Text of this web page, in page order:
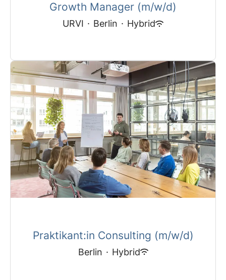
Growth Manager (m/w/d)
URVI · Berlin · Hybrid
Praktikant:in Consulting (m/w/d)
Berlin · Hybrid